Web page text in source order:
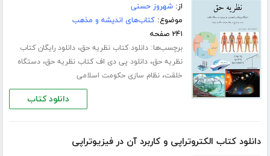
از:شهروز حسنی
موضوع:کتاب‌های اندیشه و مذهب
۲۴۱ صفحه
برچسب‌ها:دانلود کتاب نظریه حق،دانلود رایگان کتاب
نظریه حق،دانلود پی دی اف کتاب نظریه حق،دستگاه
خلقت،نظام سازی حکومت اسلامی
دانلود کتاب
دانلود کتاب الکتروتراپی و کاربرد آن در فیزیوتراپی